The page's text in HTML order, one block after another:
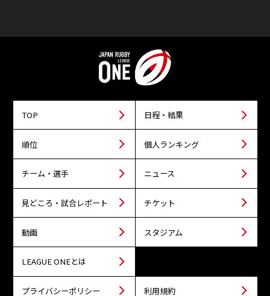
TOP 日程・結果
順位 個人ランキング
チーム・選手 ニュース
見どころ・試合レポート チケット
動画 スタジアム
LEAGUE ONEとは
プライバシーポリシー 利用規約